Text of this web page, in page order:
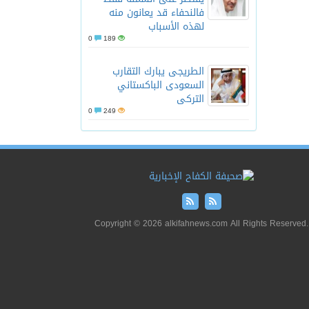
فالنحفاء قد يعانون منه
لهذه الأسباب
189
الطريجى يبارك التقارب
السعودى الباكستاني
التركى
249
Copyright © 2026 alkifahnews.com All Rights Reserved.